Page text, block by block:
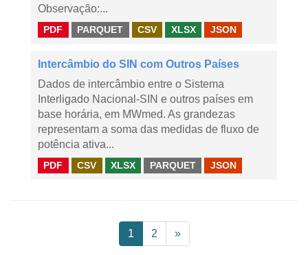
Observação:...
PDF PARQUET CSV XLSX JSON
Intercâmbio do SIN com Outros Países
Dados de intercâmbio entre o Sistema
Interligado Nacional-SIN e outros países em
base horária, em MWmed. As grandezas
representam a soma das medidas de fluxo de
potência ativa...
PDF CSV XLSX PARQUET JSON
1 2 »